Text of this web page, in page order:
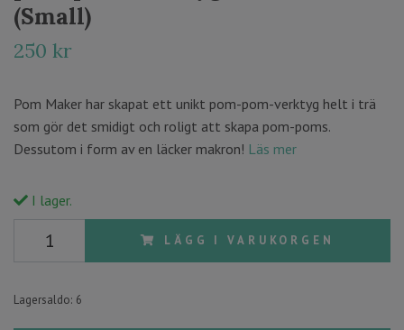
(Small)
250 kr
Pom Maker har skapat ett unikt pom-pom-verktyg helt i trä
som gör det smidigt och roligt att skapa pom-poms.
Dessutom i form av en läcker makron! Läs mer
I lager.
LÄGG I VARUKORGEN
Lagersaldo: 6